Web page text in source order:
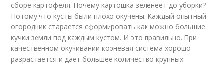
сборе картофеля. Почему картошка зеленеет до уборки?
Потому что кусты были плохо окучены. Каждый опытный
огородник старается сформировать как можно большие
кучки земли под каждым кустом. И это правильно. При
качественном окучивании корневая система хорошо
разрастается и дает большее количество крупных